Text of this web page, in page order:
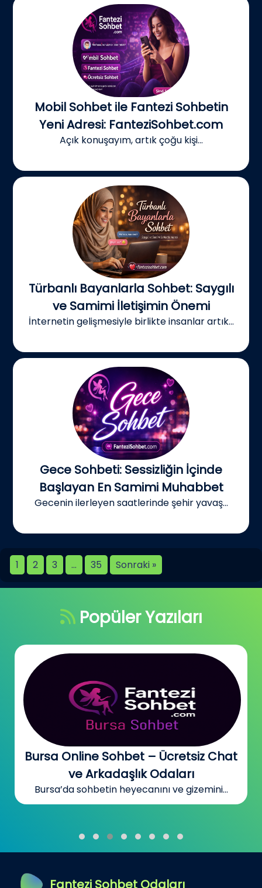
Mobil Sohbet ile Fantezi Sohbetin
Yeni Adresi: FanteziSohbet.com
Açık konuşayım, artık çoğu kişi...
Türbanlı Bayanlarla Sohbet: Saygılı
ve Samimi İletişimin Önemi
İnternetin gelişmesiyle birlikte insanlar artık...
Gece Sohbeti: Sessizliğin İçinde
Başlayan En Samimi Muhabbet
Gecenin ilerleyen saatlerinde şehir yavaş...
1 2 3 … 35 Sonraki »
Popüler Yazıları
Bursa Online Sohbet – Ücretsiz Chat
ve Arkadaşlık Odaları
Bursa’da sohbetin heyecanını ve gizemini...
Fantezi Sohbet Odaları